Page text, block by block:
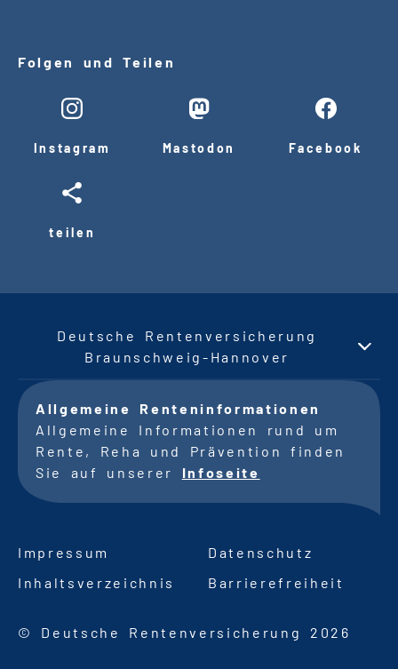
Folgen und Teilen
Instagram Mastodon Facebook
teilen
Deutsche Rentenversicherung
Braunschweig-Hannover
Allgemeine Renteninformationen
Allgemeine Informationen rund um
Rente, Reha und Prävention finden
Sie auf unserer Infoseite
Impressum
Datenschutz
Inhaltsverzeichnis
Barrierefreiheit
© Deutsche Rentenversicherung 2026